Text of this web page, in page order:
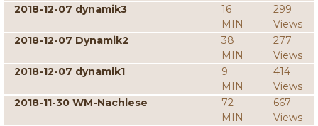
2018-12-07 dynamik3
16
MIN
299
Views
2018-12-07 Dynamik2
38
MIN
277
Views
2018-12-07 dynamik1
9
MIN
414
Views
2018-11-30 WM-Nachlese
72
MIN
667
Views